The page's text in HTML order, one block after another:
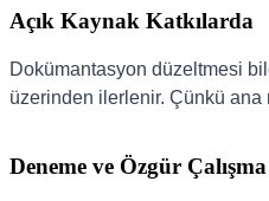
Açık Kaynak Katkılarda
Dokümantasyon düzeltmesi
üzerinden ilerlenir. Çünkü ana
Deneme ve Özgür